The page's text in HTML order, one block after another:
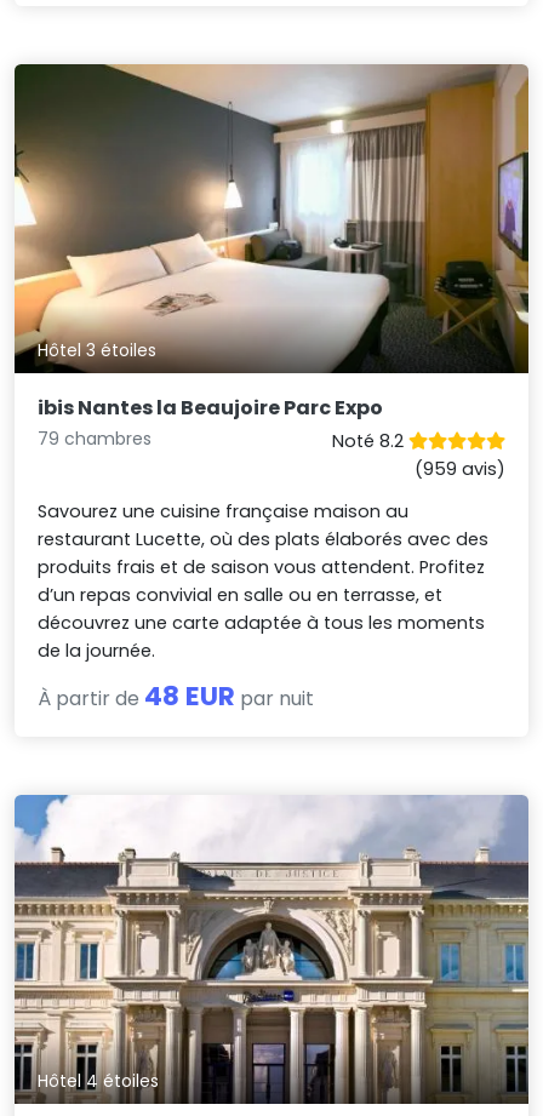
Hôtel 3 étoiles
ibis Nantes la Beaujoire Parc Expo
79 chambres
Noté 8.2
(959 avis)
Savourez une cuisine française maison au
restaurant Lucette, où des plats élaborés avec des
produits frais et de saison vous attendent. Profitez
d’un repas convivial en salle ou en terrasse, et
découvrez une carte adaptée à tous les moments
de la journée.
À partir de 48 EUR par nuit
Hôtel 4 étoiles